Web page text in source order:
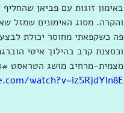
באימון זוגות עם פביאן
והקרה. מסוג האימונים שמזל
פה כשקפאתי מחוסר יכולת
וכסצנת קרב בהילוך איטי
מצמית-מרחיב מושג הטראסט
watch?v=izSRjdYln8E